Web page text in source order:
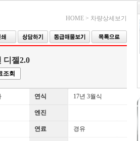
HOME > 차량상세보기
디젤2.0
조회
연식 17년 3월식
엔진
연료 경유